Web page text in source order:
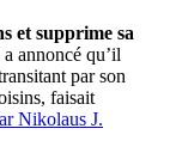
et supprime sa
annoncé qu’il
par son
faisait
Nikolaus J.